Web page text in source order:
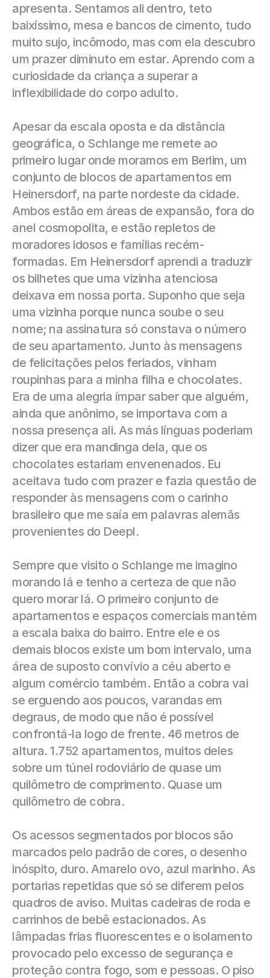
apresenta. Sentamos ali dentro, teto
baixíssimo, mesa e bancos de cimento, tudo
muito sujo, incômodo, mas com ela descubro
um prazer diminuto em estar. Aprendo com a
curiosidade da criança a superar a
inflexibilidade do corpo adulto.
Apesar da escala oposta e da distância
geográfica, o Schlange me remete ao
primeiro lugar onde moramos em Berlim, um
conjunto de blocos de apartamentos em
Heinersdorf, na parte nordeste da cidade.
Ambos estão em áreas de expansão, fora do
anel cosmopolita, e estão repletos de
moradores idosos e famílias recém-
formadas. Em Heinersdorf aprendi a traduzir
os bilhetes que uma vizinha atenciosa
deixava em nossa porta. Suponho que seja
uma vizinha porque nunca soube o seu
nome; na assinatura só constava o número
de seu apartamento. Junto às mensagens
de felicitações pelos feriados, vinham
roupinhas para a minha filha e chocolates.
Era de uma alegria ímpar saber que alguém,
ainda que anônimo, se importava com a
nossa presença ali. As más línguas poderiam
dizer que era mandinga dela, que os
chocolates estariam envenenados. Eu
aceitava tudo com prazer e fazia questão de
responder às mensagens com o carinho
brasileiro que me saía em palavras alemãs
provenientes do Deepl.
Sempre que visito o Schlange me imagino
morando lá e tenho a certeza de que não
quero morar lá. O primeiro conjunto de
apartamentos e espaços comerciais mantém
a escala baixa do bairro. Entre ele e os
demais blocos existe um bom intervalo, uma
área de suposto convívio a céu aberto e
algum comércio também. Então a cobra vai
se erguendo aos poucos, varandas em
degraus, de modo que não é possível
confrontá-la logo de frente. 46 metros de
altura. 1.752 apartamentos, muitos deles
sobre um túnel rodoviário de quase um
quilômetro de comprimento. Quase um
quilômetro de cobra.
Os acessos segmentados por blocos são
marcados pelo padrão de cores, o desenho
inóspito, duro. Amarelo ovo, azul marinho. As
portarias repetidas que só se diferem pelos
quadros de aviso. Muitas cadeiras de roda e
carrinhos de bebê estacionados. As
lâmpadas frias fluorescentes e o isolamento
provocado pelo excesso de segurança e
proteção contra fogo, som e pessoas. O piso